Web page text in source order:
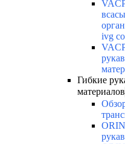
ivg
Гибкие
материалов